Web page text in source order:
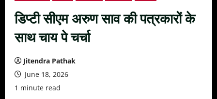
डिप्टी सीएम अरुण साव की पत्रकारों के
साथ चाय पे चर्चा
Jitendra Pathak
June 18, 2026
1 minute read